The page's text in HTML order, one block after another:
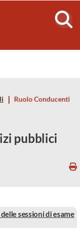
Ruolo Conducenti
pubblici
sessioni di esame